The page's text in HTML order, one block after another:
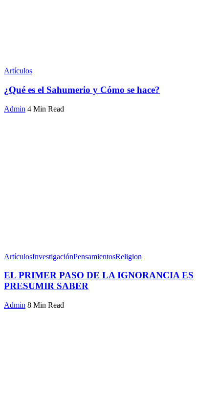
Artículos
¿Qué es el Sahumerio y Cómo se hace?
Admin 4 Min Read
ArtículosInvestigaciónPensamientosReligion
EL PRIMER PASO DE LA IGNORANCIA ES
PRESUMIR SABER
Admin 8 Min Read